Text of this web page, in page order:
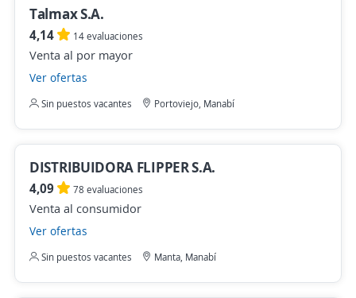
Talmax S.A.
4,14 14 evaluaciones
Venta al por mayor
Ver ofertas
Sin puestos vacantes Portoviejo, Manabí
DISTRIBUIDORA FLIPPER S.A.
4,09 78 evaluaciones
Venta al consumidor
Ver ofertas
Sin puestos vacantes Manta, Manabí